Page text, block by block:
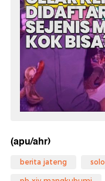
(apu/ahr)
berita jateng solo